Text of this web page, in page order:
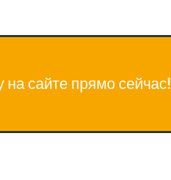
на сайте прямо сейчас!